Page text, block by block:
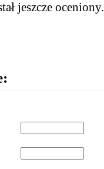
jeszcze oceniony.